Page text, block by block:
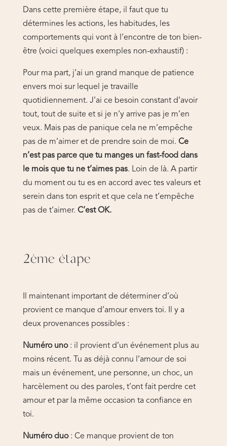
Dans cette première étape, il faut que tu
détermines les actions, les habitudes, les
comportements qui vont à l’encontre de ton bien-
être (voici quelques exemples non-exhaustif) :
Pour ma part, j’ai un grand manque de patience
envers moi sur lequel je travaille
quotidiennement. J’ai ce besoin constant d’avoir
tout, tout de suite et si je n’y arrive pas je m’en
veux. Mais pas de panique cela ne m’empêche
pas de m’aimer et de prendre soin de moi. Ce
n’est pas parce que tu manges un fast-food dans
le mois que tu ne t’aimes pas. Loin de là. A partir
du moment ou tu es en accord avec tes valeurs et
serein dans ton esprit et que cela ne t’empêche
pas de t’aimer. C’est OK.
2ème étape
Il maintenant important de déterminer d’où
provient ce manque d’amour envers toi. Il y a
deux provenances possibles :
Numéro uno: il provient d’un événement plus au
moins récent. Tu as déjà connu l’amour de soi
mais un événement, une personne, un choc, un
harcèlement ou des paroles, t’ont fait perdre cet
amour et par la même occasion ta confiance en
toi.
Numéro duo : Ce manque provient de ton